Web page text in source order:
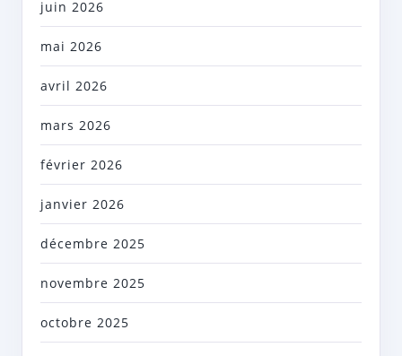
juin 2026
mai 2026
avril 2026
mars 2026
février 2026
janvier 2026
décembre 2025
novembre 2025
octobre 2025